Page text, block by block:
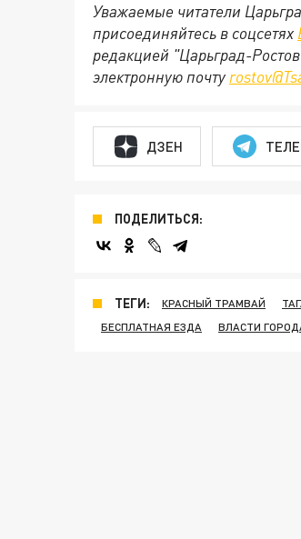
Уважаемые читатели
присоединяйтесь в соцсетях
редакцией "Царьград-
электронную почту
ДЗЕН
ПОДЕЛИТЬСЯ:
ТЕГИ: КРАСНЫЙ ТРАМВАЙ
БЕСПЛАТНАЯ ЕЗДА
ВЛАСТИ